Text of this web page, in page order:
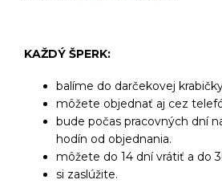
KAŽDÝ ŠPERK:
balíme do darčekovej
môžete objednať aj cez
bude počas pracovných dní
hodín od objednania.
môžete do 14 dní vrátiť a do
si zaslúžite.